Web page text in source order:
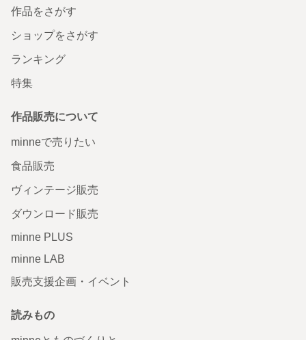
作品をさがす
ショップをさがす
ランキング
特集
作品販売について
minneで売りたい
食品販売
ヴィンテージ販売
ダウンロード販売
minne PLUS
minne LAB
販売支援企画・イベント
読みもの